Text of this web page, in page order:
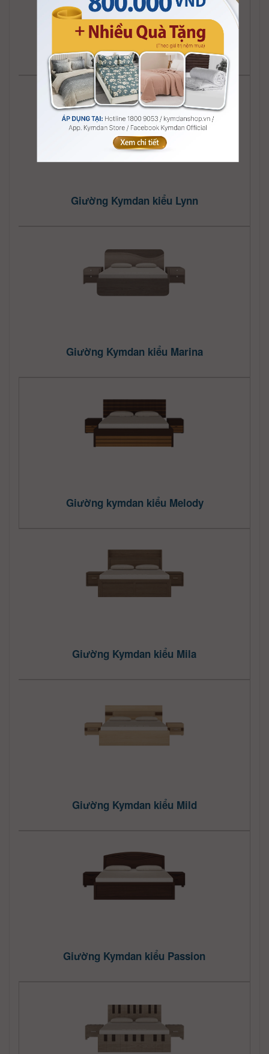
Giường Kymdan kiểu Lucie
Giường Kymdan kiểu Lynn
Giường Kymdan kiểu Marina
Giường kymdan kiểu Melody
Giường Kymdan kiểu Mila
Giường Kymdan kiểu Mild
Giường Kymdan kiểu Passion